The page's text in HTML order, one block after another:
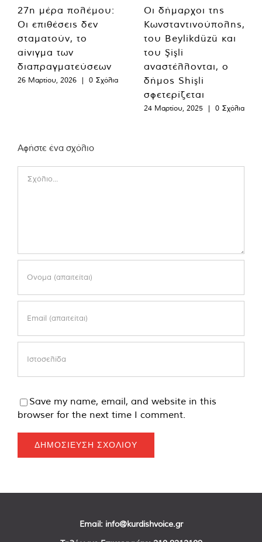
27η μέρα πολέμου:
Οι επιθέσεις δεν
σταματούν, το
αίνιγμα των
διαπραγματεύσεων
26 Μαρτίου, 2026 | 0 Σχόλια
Οι δήμαρχοι της
Κωνσταντινούπολης,
του Beylikdüzü και
του Şişli
αναστέλλονται, ο
δήμος Shişli
σφετερίζεται
24 Μαρτίου, 2025 | 0 Σχόλια
Αφήστε ένα σχόλιο
Save my name, email, and website in this
browser for the next time I comment.
Email: info@kurdishvoice.gr